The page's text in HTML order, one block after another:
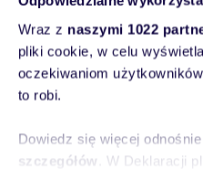
Wraz z naszymi 1022
pliki cookie, w celu
oczekiwaniom
to robi.
Dowiedz się więcej
szczegółów . W Deklaracji
handlowo-usługowy na
(parter i
budynku (magazyny,
i Przecznica
sklep, lokal gastronomiczny,
w czynszu.
ruchliwych ulic z dużym
lub usługowej.